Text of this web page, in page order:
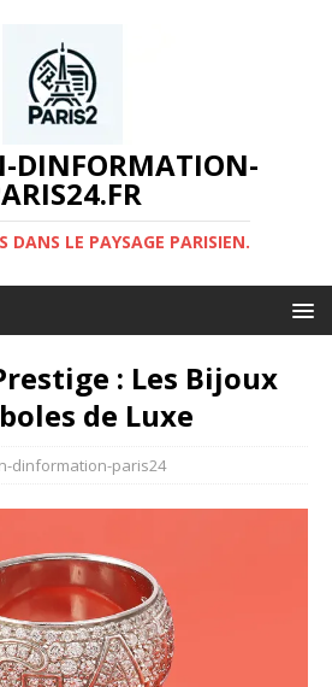
DINFORMATION-
DANS LE PAYSAGE PARISIEN.
: Les Bijoux
de Luxe
dinformation-paris24